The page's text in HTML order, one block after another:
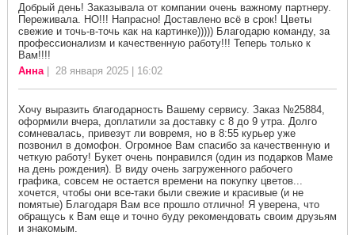
Добрый день! Заказывала от компании очень важному партнеру.
Переживала. НО!!! Напрасно! Доставлено всё в срок! Цветы
свежие и точь-в-точь как на картинке))))) Благодарю команду, за
профессионализм и качественную работу!!! Теперь только к
Вам!!!!
Анна| 28 января 2025 | 16:02
Хочу выразить благодарность Вашему сервису. Заказ №25884,
оформили вчера, доплатили за доставку с 8 до 9 утра. Долго
сомневалась, привезут ли вовремя, но в 8:55 курьер уже
позвонил в домофон. Огромное Вам спасибо за качественную и
четкую работу! Букет очень понравился (один из подарков Маме
на день рождения). В виду очень загруженного рабочего
графика, совсем не остается времени на покупку цветов...
хочется, чтобы они все-таки были свежие и красивые (и не
помятые) Благодаря Вам все прошло отлично! Я уверена, что
обращусь к Вам еще и точно буду рекомендовать своим друзьям
и знакомым.